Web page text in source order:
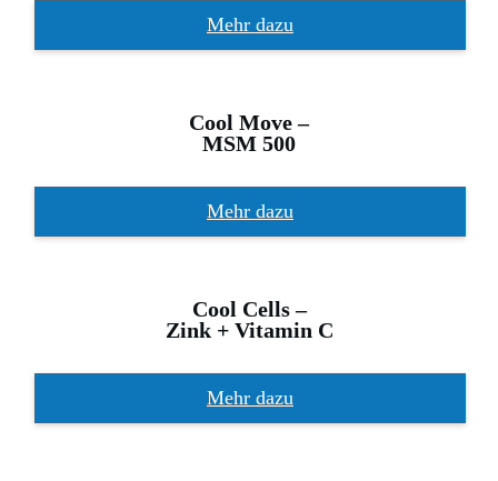
Mehr dazu
Cool Move –
MSM 500
Mehr dazu
Cool Cells –
Zink + Vitamin C
Mehr dazu